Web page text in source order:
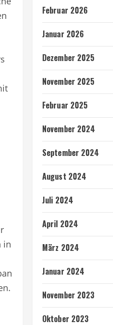
in
Februar 2026
Januar 2026
Dezember 2025
November 2025
Februar 2025
November 2024
September 2024
August 2024
Juli 2024
April 2024
März 2024
Januar 2024
November 2023
Oktober 2023